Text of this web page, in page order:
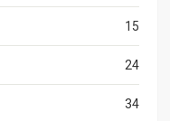
15
24
34